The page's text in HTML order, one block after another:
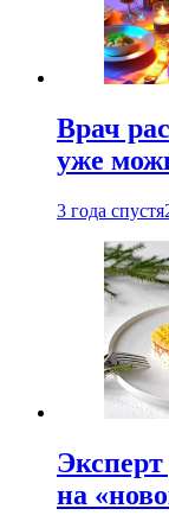
Врач
уже
3 года спустя
на